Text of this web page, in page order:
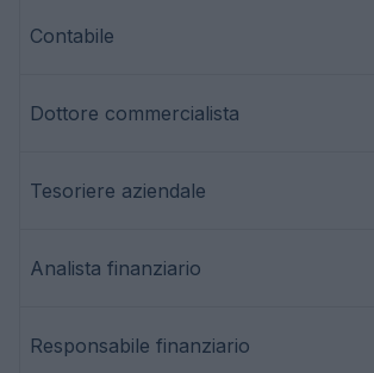
Contabile
Dottore commercialista
Tesoriere aziendale
Analista finanziario
Responsabile finanziario